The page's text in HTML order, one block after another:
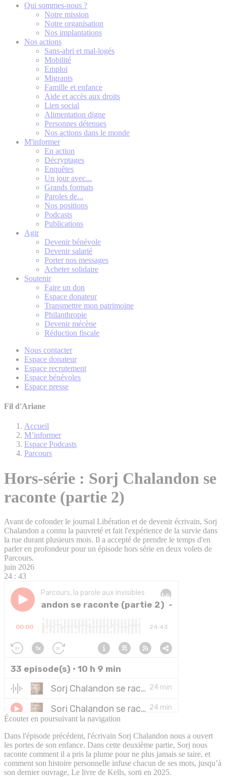
Qui sommes-nous ?
Notre mission
Notre organisation
Nos implantations
Nos actions
Sans-abri et mal-logés
Mobilité
Emploi
Migrants
Famille et enfance
Aide et accès aux droits
Lien social
Alimentation digne
Personnes détenues
Nos actions dans le monde
M'informer
En action
Décryptages
Enquêtes
Un jour avec...
Grands formats
Paroles de...
Nos positions
Podcasts
Publications
Agir
Devenir bénévole
Devenir salarié
Porter nos messages
Acheter solidaire
Soutenir
Faire un don
Espace donateur
Transmettre mon patrimoine
Philanthropie
Devenir mécène
Réduction fiscale
Nous contacter
Espace donateur
Espace recrutement
Espace bénévoles
Espace presse
Fil d'Ariane
Accueil
M’informer
Espace Podcasts
Parcours
Hors-série : Sorj Chalandon se
raconte (partie 2)
Avant de cofonder le journal Libération et de devenir écrivain, Sorj
Chalandon a connu la pauvreté et fait l'expérience de la survie dans
la rue durant plusieurs mois. Il a accepté de prendre le temps d'en
parler en profondeur pour un épisode hors série en deux volets de
Parcours.
juin 2026
24 : 43
Écouter en poursuivant la navigation
Dans l'épisode précédent, l'écrivain Sorj Chalandon nous a ouvert
les portes de son enfance. Dans cette deuxième partie, Sorj nous
raconte comment il a pris la plume pour ne plus jamais se taire, et
comment son histoire personnelle infuse chacun de ses mots, jusqu’à
son dernier ouvrage, Le livre de Kells, sorti en 2025.